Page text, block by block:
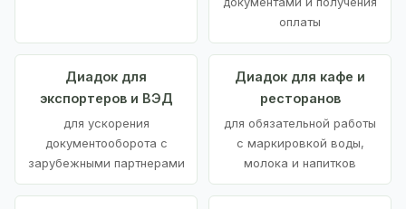
оплаты
Диадок для
экспортеров и ВЭД
для ускорения
документооборота с
зарубежными партнерами
Диадок для кафе и
ресторанов
для обязательной работы
с маркировкой воды,
молока и напитков